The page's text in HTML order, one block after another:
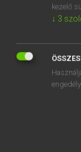
kezelő
↓ 3